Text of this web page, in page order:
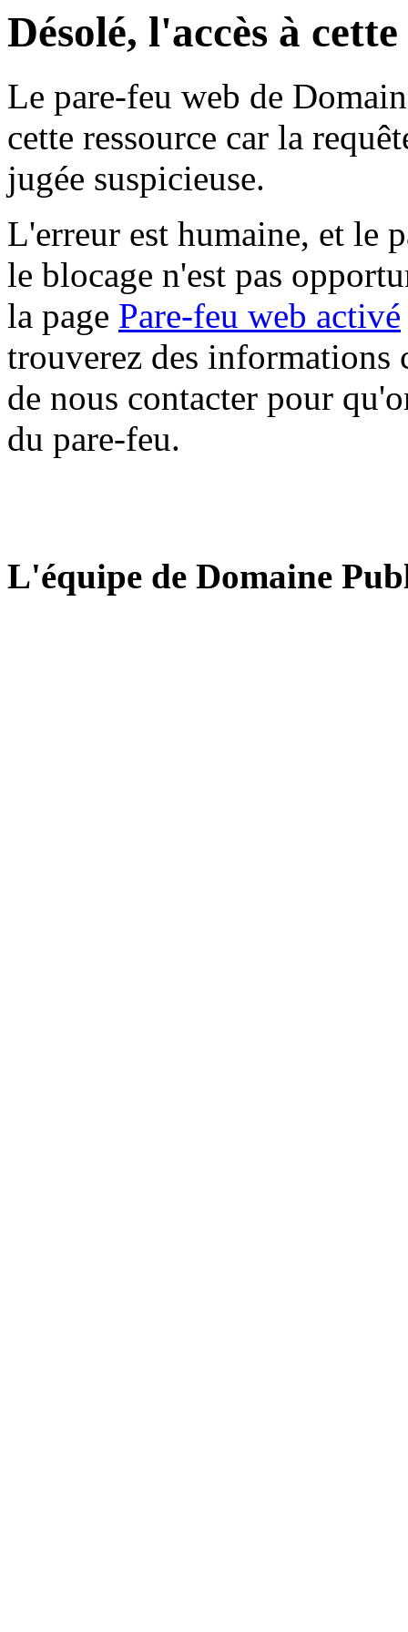
Désolé, l'accès à
Le pare-feu web de
cette ressource car la
jugée suspicieuse.
L'erreur est humaine, et le
le blocage n'est pas
la page Pare-feu web activé
trouverez des informations
de nous contacter pour
du pare-feu.
L'équipe de Domaine